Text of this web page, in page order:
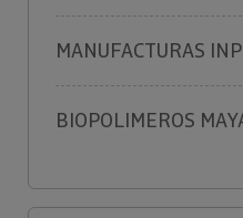
MANUFACTURAS
BIOPOLIMEROS